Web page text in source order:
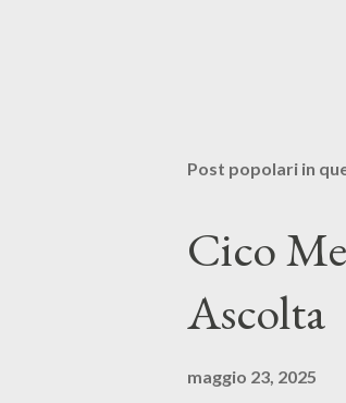
Post popolari in
Cico
Ascolta
maggio 23, 2025